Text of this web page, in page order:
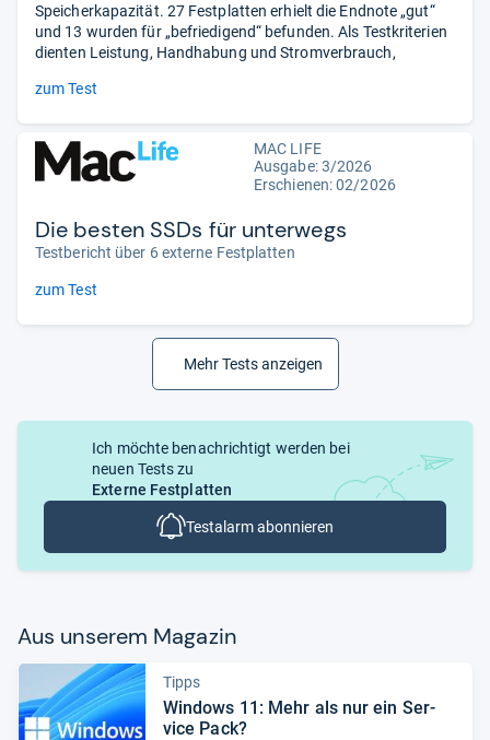
Speicherkapazität. 27 Festplatten erhielt die Endnote „gut“
und 13 wurden für „befriedigend“ befunden. Als Testkriterien
dienten Leistung, Handhabung und Stromverbrauch,
zum Test
MAC LIFE
Ausgabe: 3/2026
Erschienen:02/2026
Die besten SSDs für unterwegs
Testbericht über 6 externe Festplatten
zum Test
Mehr Tests anzeigen
Ich möchte benachrichtigt werden bei
neuen Tests zu
Externe Festplatten
Testalarm abonnieren
Aus unse­rem Maga­zin
Tipps
Win­dows 11: Mehr als nur ein Ser­
vice Pack?